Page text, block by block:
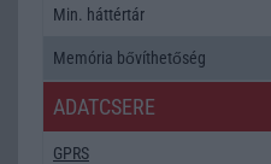
Min. háttértár
Memória bővíthetőség
ADATCSERE
GPRS